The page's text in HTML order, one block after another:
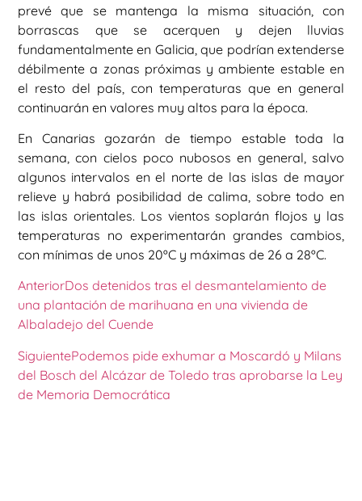
prevé que se mantenga la misma situación, con
borrascas que se acerquen y dejen lluvias
fundamentalmente en Galicia, que podrían extenderse
débilmente a zonas próximas y ambiente estable en
el resto del país, con temperaturas que en general
continuarán en valores muy altos para la época.
En Canarias gozarán de tiempo estable toda la
semana, con cielos poco nubosos en general, salvo
algunos intervalos en el norte de las islas de mayor
relieve y habrá posibilidad de calima, sobre todo en
las islas orientales. Los vientos soplarán flojos y las
temperaturas no experimentarán grandes cambios,
con mínimas de unos 20ºC y máximas de 26 a 28ºC.
AnteriorDos detenidos tras el desmantelamiento de
una plantación de marihuana en una vivienda de
Albaladejo del Cuende
SiguientePodemos pide exhumar a Moscardó y Milans
del Bosch del Alcázar de Toledo tras aprobarse la Ley
de Memoria Democrática